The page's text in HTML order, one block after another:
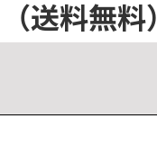
（送料無料）